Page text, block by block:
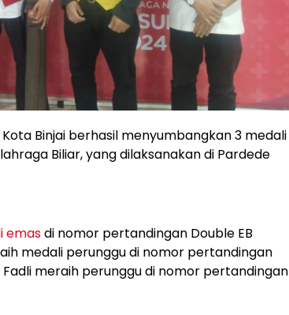
Kota Binjai berhasil menyumbangkan 3 medali
Biliar, yang dilaksanakan di Pardede
emasdi nomor pertandingan Double EB
medali perunggu di nomor pertandingan
Fadli meraih perunggu di nomor pertandingan